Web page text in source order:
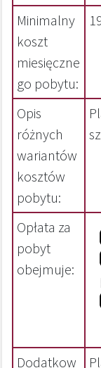
Minimalny
koszt
miesięczne
go pobytu:
Opis
różnych
wariantów
kosztów
pobytu:
Opłata za
pobyt
obejmuje:
Dodatkow